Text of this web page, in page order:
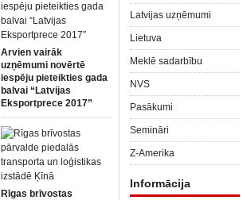
Arvien vairāk
uzņēmumi novērtē
iespēju pieteikties gada
balvai “Latvijas
Eksportprece 2017”
Rīgas brīvostas
Latvijas uzņēmumi
Lietuva
Meklē sadarbību
NVS
Pasākumi
Semināri
Z-Amerika
Informācija